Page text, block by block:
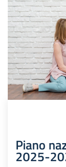
Piano
2025-